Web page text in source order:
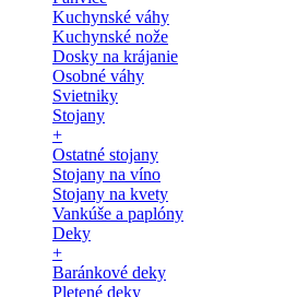
Kuchynské váhy
Kuchynské nože
Dosky na krájanie
Osobné váhy
Svietniky
Stojany
+
Ostatné stojany
Stojany na víno
Stojany na kvety
Vankúše a paplóny
Deky
+
Baránkové deky
Pletené deky